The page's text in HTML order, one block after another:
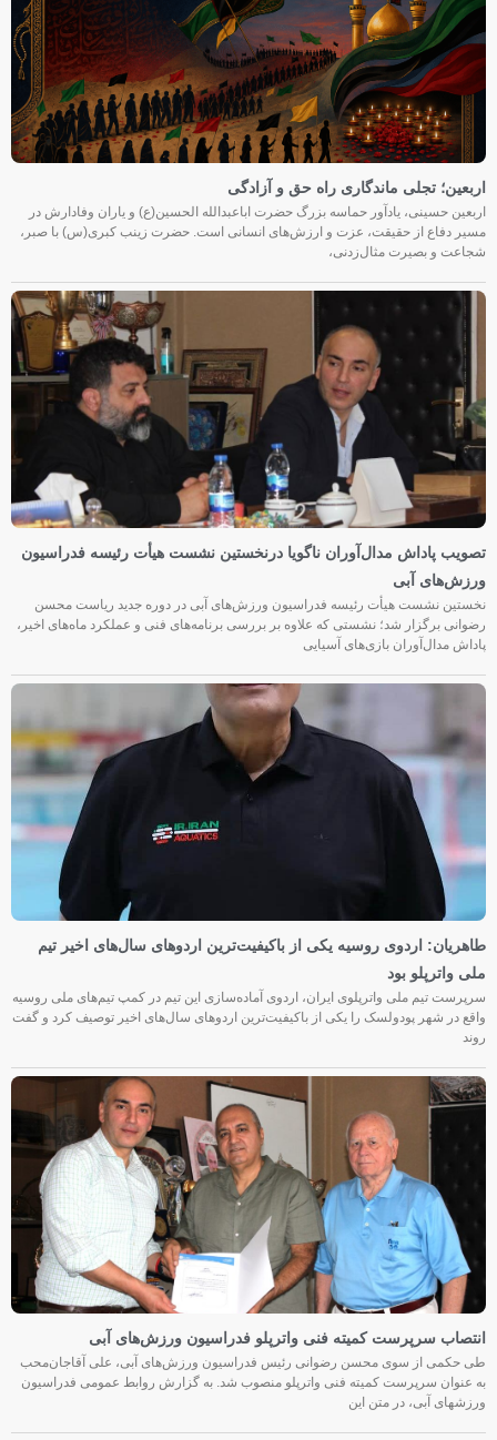
اربعین؛ تجلی ماندگاری راه حق و آزادگی
اربعین حسینی، یادآور حماسه بزرگ حضرت اباعبدالله الحسین(ع) و یاران وفادارش در
مسیر دفاع از حقیقت، عزت و ارزش‌های انسانی است. حضرت زینب کبری(س) با صبر،
شجاعت و بصیرت مثال‌زدنی،
تصویب پاداش مدال‌آوران ناگویا درنخستین نشست هیأت رئیسه فدراسیون
ورزش‌های آبی
نخستین نشست هیأت رئیسه فدراسیون ورزش‌های آبی در دوره جدید ریاست محسن
رضوانی برگزار شد؛ نشستی که علاوه بر بررسی برنامه‌های فنی و عملکرد ماه‌های اخیر،
پاداش مدال‌آوران بازی‌های آسیایی
طاهریان: اردوی روسیه یکی از باکیفیت‌ترین اردوهای سال‌های اخیر تیم
ملی واترپلو بود
سرپرست تیم ملی واترپلوی ایران، اردوی آماده‌سازی این تیم در کمپ تیم‌های ملی روسیه
واقع در شهر پودولسک را یکی از باکیفیت‌ترین اردوهای سال‌های اخیر توصیف کرد و گفت
روند
انتصاب سرپرست کمیته فنی واترپلو فدراسیون ورزش‌های آبی
طی حکمی از سوی محسن رضوانی رئیس فدراسیون ورزش‌های آبی، علی آقاجان‌محب
به عنوان سرپرست کمیته فنی واترپلو منصوب شد. به گزارش روابط عمومی فدراسیون
ورزشهای آبی، در متن این